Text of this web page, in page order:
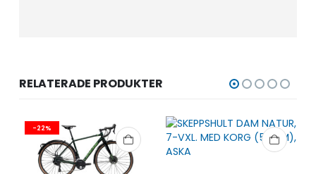
RELATERADE PRODUKTER
-22%